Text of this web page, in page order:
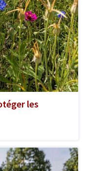
les